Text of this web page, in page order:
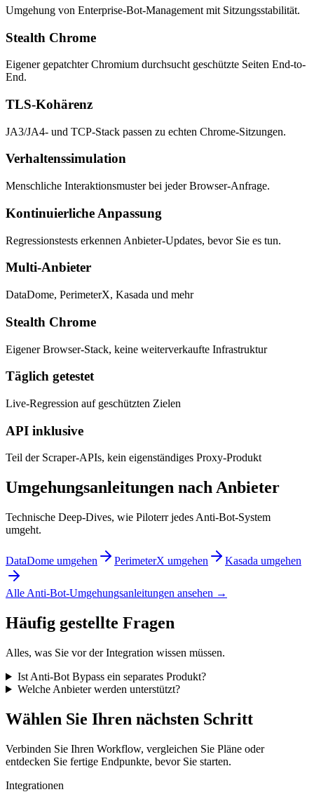
Umgehung von Enterprise-Bot-Management mit Sitzungsstabilität.
Stealth Chrome
Eigener gepatchter Chromium durchsucht geschützte Seiten End-to-
End.
TLS-Kohärenz
JA3/JA4- und TCP-Stack passen zu echten Chrome-Sitzungen.
Verhaltenssimulation
Menschliche Interaktionsmuster bei jeder Browser-Anfrage.
Kontinuierliche Anpassung
Regressionstests erkennen Anbieter-Updates, bevor Sie es tun.
Multi-Anbieter
DataDome, PerimeterX, Kasada und mehr
Stealth Chrome
Eigener Browser-Stack, keine weiterverkaufte Infrastruktur
Täglich getestet
Live-Regression auf geschützten Zielen
API inklusive
Teil der Scraper-APIs, kein eigenständiges Proxy-Produkt
Umgehungsanleitungen nach Anbieter
Technische Deep-Dives, wie Piloterr jedes Anti-Bot-System
umgeht.
DataDome umgehen PerimeterX umgehen Kasada umgehen
Alle Anti-Bot-Umgehungsanleitungen ansehen →
Häufig gestellte Fragen
Alles, was Sie vor der Integration wissen müssen.
Ist Anti-Bot Bypass ein separates Produkt?
Welche Anbieter werden unterstützt?
Wählen Sie Ihren nächsten Schritt
Verbinden Sie Ihren Workflow, vergleichen Sie Pläne oder
entdecken Sie fertige Endpunkte, bevor Sie starten.
Integrationen